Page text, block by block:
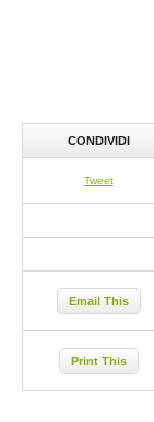
CONDIVIDI
Tweet
Email This
Print This